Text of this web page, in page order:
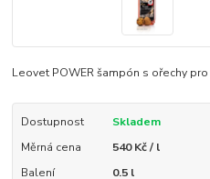
Leovet POWER šampón s ořechy
Dostupnost
Skladem
Měrná cena
540 Kč / l
Balení
0.5 l